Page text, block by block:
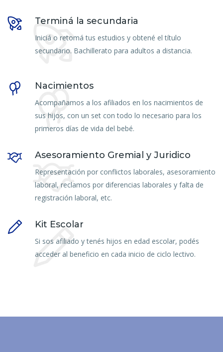
Terminá la secundaria
Iniciá o retomá tus estudios y obtené el título
secundario. Bachillerato para adultos a distancia.
Nacimientos
Acompañamos a los afiliados en los nacimientos de
sus hijos, con un set con todo lo necesario para los
primeros días de vida del bebé.
Asesoramiento Gremial y Juridico
Representación por conflictos laborales, asesoramiento
laboral, reclamos por diferencias laborales y falta de
registración laboral, etc.
Kit Escolar
Si sos afiliado y tenés hijos en edad escolar, podés
acceder al beneficio en cada inicio de ciclo lectivo.